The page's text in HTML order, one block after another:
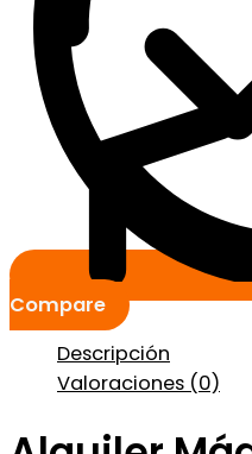
Compare
Descripción
Valoraciones (0)